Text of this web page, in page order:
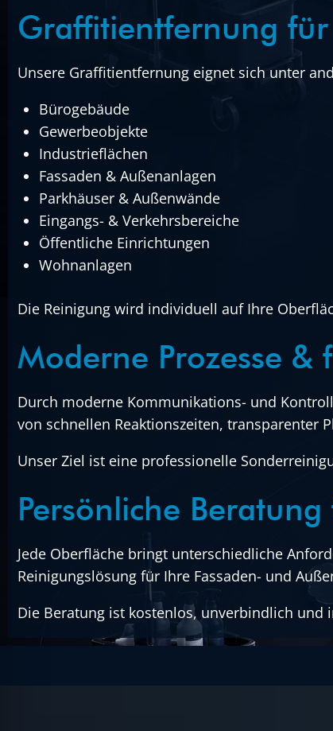
Graffitientfernung
Unsere Graffitientfernung eignet sich unter
Bürogebäude
Gewerbeobjekte
Industrieflächen
Fassaden & Außenanlagen
Parkhäuser & Außenwände
Eingangs- & Verkehrsbereiche
Öffentliche Einrichtungen
Wohnanlagen
Die Reinigung wird individuell auf Ihre
Moderne Prozesse &
Durch moderne Kommunikations- und
von schnellen Reaktionszeiten, transparenter
Unser Ziel ist eine professionelle
Persönliche
Jede Oberfläche bringt unterschiedliche
Reinigungslösung für Ihre Fassaden- und
Die Beratung ist kostenlos, unverbindlich